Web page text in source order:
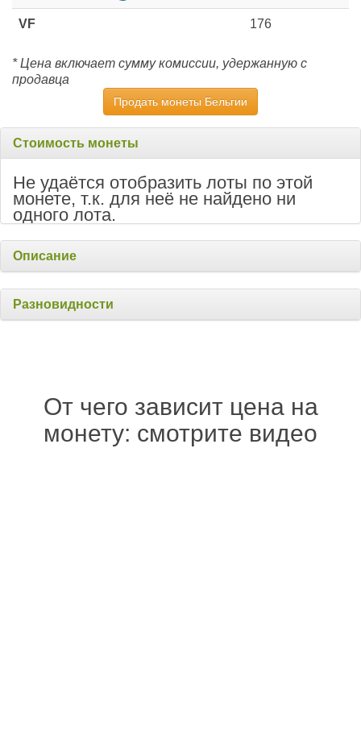
VF 176
* Цена включает сумму комиссии, удержанную с
продавца
Продать монеты Бельгии
Стоимость монеты
Не удаётся отобразить лоты по этой
монете, т.к. для неё не найдено ни
одного лота.
Описание
Разновидности
От чего зависит цена на
монету: смотрите видео